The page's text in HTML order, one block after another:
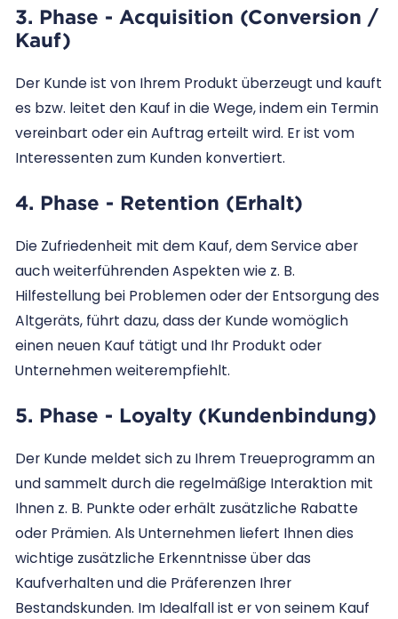
3. Phase - Acquisition (Conversion /
Kauf)
Der Kunde ist von Ihrem Produkt überzeugt und kauft
es bzw. leitet den Kauf in die Wege, indem ein Termin
vereinbart oder ein Auftrag erteilt wird. Er ist vom
Interessenten zum Kunden konvertiert.
4. Phase - Retention (Erhalt)
Die Zufriedenheit mit dem Kauf, dem Service aber
auch weiterführenden Aspekten wie z. B.
Hilfestellung bei Problemen oder der Entsorgung des
Altgeräts, führt dazu, dass der Kunde womöglich
einen neuen Kauf tätigt und Ihr Produkt oder
Unternehmen weiterempfiehlt.
5. Phase - Loyalty (Kundenbindung)
Der Kunde meldet sich zu Ihrem Treueprogramm an
und sammelt durch die regelmäßige Interaktion mit
Ihnen z. B. Punkte oder erhält zusätzliche Rabatte
oder Prämien. Als Unternehmen liefert Ihnen dies
wichtige zusätzliche Erkenntnisse über das
Kaufverhalten und die Präferenzen Ihrer
Bestandskunden. Im Idealfall ist er von seinem Kauf